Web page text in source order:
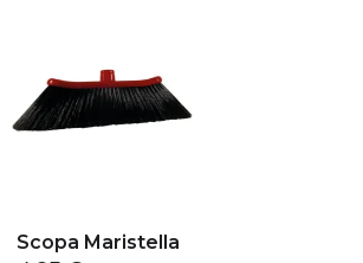
Scopa Maristella